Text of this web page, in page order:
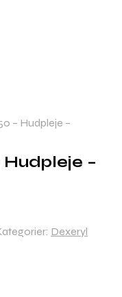
– Hudpleje –
–
Dexeryl